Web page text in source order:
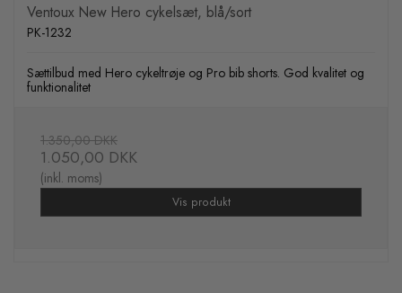
Ventoux New Hero cykelsæt, blå/sort
PK-1232
Sættilbud med Hero cykeltrøje og Pro bib shorts. God kvalitet og
funktionalitet
1.350,00 DKK
1.050,00 DKK
(inkl. moms)
Vis produkt